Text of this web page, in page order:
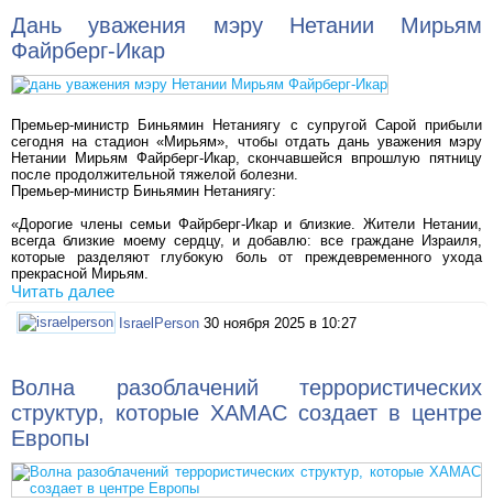
Дань уважения мэру Нетании Мирьям
Файрберг-Икар
Премьер-министр Биньямин Нетаниягу с супругой Сарой прибыли
сегодня на стадион «Мирьям», чтобы отдать дань уважения мэру
Нетании Мирьям Файрберг-Икар, скончавшейся впрошлую пятницу
после продолжительной тяжелой болезни.
Премьер-министр Биньямин Нетаниягу:
«Дорогие члены семьи Файрберг-Икар и близкие. Жители Нетании,
всегда близкие моему сердцу, и добавлю: все граждане Израиля,
которые разделяют глубокую боль от преждевременного ухода
прекрасной Мирьям.
Читать далее
IsraelPerson 30 ноября 2025 в 10:27
Волна разоблачений террористических
структур, которые ХАМАС создает в центре
Европы